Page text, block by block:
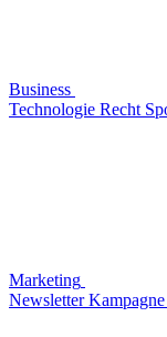
Business
Technologie Recht
Marketing
Newsletter Kampagne